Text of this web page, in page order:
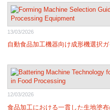
13/03/2026
自動食品加工機器向け成形機選択ガ
12/03/2026
食品加工における一貫した生地塗